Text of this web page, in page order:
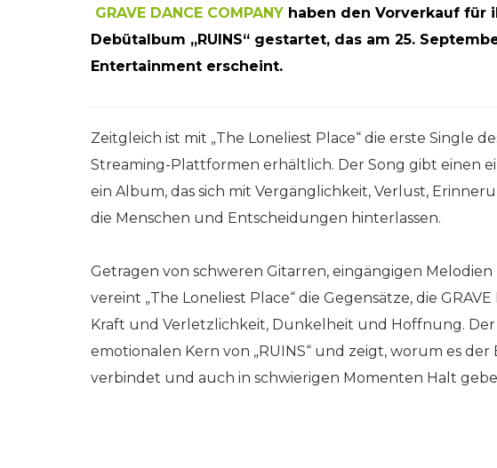
GRAVE DANCE COMPANY haben den Vorverkauf für
Debütalbum „RUINS“ gestartet, das am 25.
Entertainment erscheint.
Zeitgleich ist mit „The Loneliest Place“ die erste Single
Streaming-Plattformen erhältlich. Der Song gibt einen
ein Album, das sich mit Vergänglichkeit, Verlust,
die Menschen und Entscheidungen hinterlassen.
Getragen von schweren Gitarren, eingängigen
vereint „The Loneliest Place“ die Gegensätze, die
Kraft und Verletzlichkeit, Dunkelheit und Hoffnung.
emotionalen Kern von „RUINS“ und zeigt, worum es
verbindet und auch in schwierigen Momenten Halt